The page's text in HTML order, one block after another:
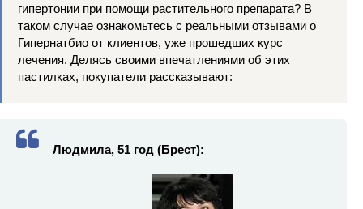
гипертонии при помощи растительного препарата? В
таком случае ознакомьтесь с реальными отзывами о
Гипернатбио от клиентов, уже прошедших курс
лечения. Делясь своими впечатлениями об этих
пастилках, покупатели рассказывают:
Людмила, 51 год (Брест):